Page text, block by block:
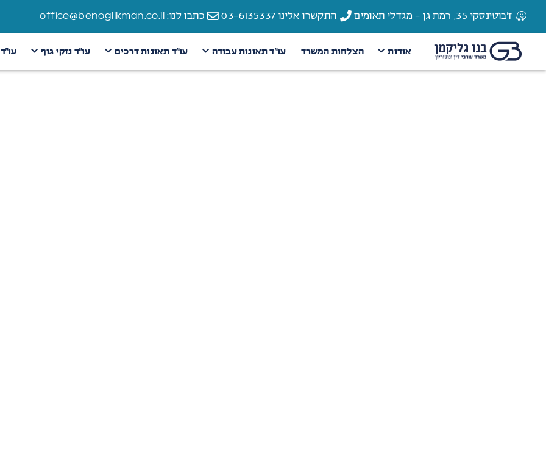
ז'בוטינסקי 35, רמת גן - מגדלי תאומים התקשרו אלינו 03-6135337 כתבו לנו: office@benoglikman.co.il
אודות הצלחות המשרד עו״ד תאונות עבודה עו״ד תאונות דרכים עו״ד נזקי גוף